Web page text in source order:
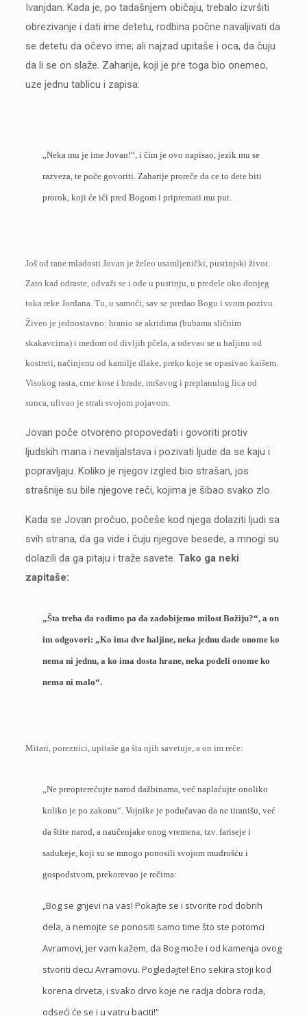
Ivanjdan. Kada je, po tadašnjem običaju, trebalo izvršiti
obrezivanje i dati ime detetu, rodbina počne navaljivati da
se detetu da očevo ime; ali najzad upitaše i oca, da čuju
da li se on slaže. Zaharije, koji je pre toga bio onemeo,
uze jednu tablicu i zapisa:
„Neka mu je ime Jovan!“, i čim je ovo napisao, jezik mu se
razveza, te poče govoriti. Zaharije proreče da ce to dete biti
prorok, koji će ići pred Bogom i pripremati mu put.
Još od rane mladosti Jovan je želeo usamljenički, pustinjski život.
Zato kad odraste, odvaži se i ode u pustinju, u predele oko donjeg
toka reke Jordana. Tu, u samoći, sav se predao Bogu i svom pozivu.
Živeo je jednostavno: hranio se akridima (bubama sličnim
skakavcima) i medom od divljih pčela, a odevao se u haljinu od
kostreti, načinjenu od kamilje dlake, preko koje se opasivao kaišem.
Visokog rasta, crne kose i brade, mršavog i preplanulog lica od
sunca, ulivao je strah svojom pojavom.
Jovan poče otvoreno propovedati i govoriti protiv
ljudskih mana i nevaljalstava i pozivati ljude da se kaju i
popravljaju. Koliko je njegov izgled bio strašan, jos
strašnije su bile njegove reči, kojima je šibao svako zlo.
Kada se Jovan pročuo, počeše kod njega dolaziti ljudi sa
svih strana, da ga vide i čuju njegove besede, a mnogi su
dolazili da ga pitaju i traže savete. Tako ga neki
zapitaše:
„Šta treba da radimo pa da zadobijemo milost Božiju?“, a on
im odgovori: „Ko ima dve haljine, neka jednu dade onome ko
nema ni jednu, a ko ima dosta hrane, neka podeli onome ko
nema ni malo“.
Mitari, poreznici, upitaše ga šta njih savetuje, a on im reče:
„Ne preopterećujte narod dažbinama, već naplaćujte onoliko
koliko je po zakonu“. Vojnike je podučavao da ne tiranišu, već
da štite narod, a naučenjake onog vremena, tzv. fariseje i
sadukeje, koji su se mnogo ponosili svojom mudrošću i
gospodstvom, prekorevao je rečima:
„Bog se gnjevi na vas! Pokajte se i stvorite rod dobrih
dela, a nemojte se ponositi samo time što ste potomci
Avramovi, jer vam kažem, da Bog može i od kamenja ovog
stvoriti decu Avramovu. Pogledajte! Eno sekira stoji kod
korena drveta, i svako drvo koje ne radja dobra roda,
odseći će se i u vatru baciti!“